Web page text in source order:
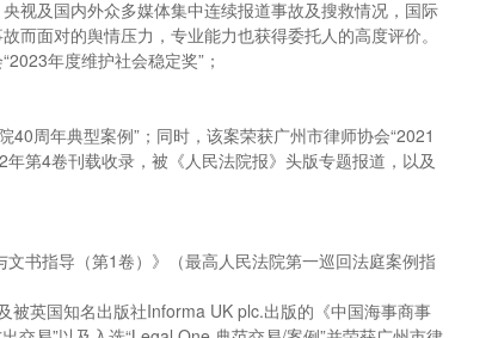
视及国内外众多媒体集中连续报道事故及搜救情况，国际
面对的舆情压力，专业能力也获得委托人的高度评价。
年度维护社会稳定奖”；
周年典型案例”；同时，该案荣获广州市律师协会“2021
第4卷刊载收录，被《人民法院报》头版专题报道，以及
书指导（第1卷）》（最高人民法院第一巡回法庭案例指
英国知名出版社Informa UK plc.出版的《中国海事商事